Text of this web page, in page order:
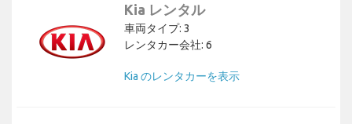
Kia レンタル
車両タイプ: 3
レンタカー会社: 6
Kia のレンタカーを表示